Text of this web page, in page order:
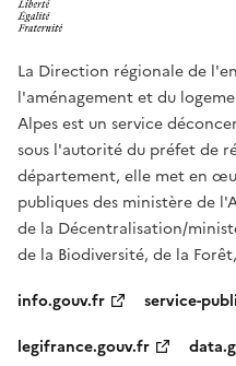
La Direction régionale de
l'aménagement et du
Alpes est un service
sous l'autorité du préfet de
département, elle met en
publiques des ministère de
de la Décentralisation/
de la Biodiversité, de la
info.gouv.fr
service-
legifrance.gouv.fr